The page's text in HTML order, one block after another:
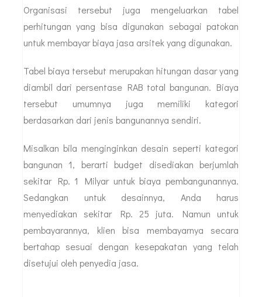
Organisasi tersebut juga mengeluarkan tabel
perhitungan yang bisa digunakan sebagai patokan
untuk membayar biaya jasa arsitek yang digunakan.
Tabel biaya tersebut merupakan hitungan dasar yang
diambil dari persentase RAB total bangunan. Biaya
tersebut umumnya juga memiliki kategori
berdasarkan dari jenis bangunannya sendiri.
Misalkan bila menginginkan desain seperti kategori
bangunan 1, berarti budget disediakan berjumlah
sekitar Rp. 1 Milyar untuk biaya pembangunannya.
Sedangkan untuk desainnya, Anda harus
menyediakan sekitar Rp. 25 juta. Namun untuk
pembayarannya, klien bisa membayarnya secara
bertahap sesuai dengan kesepakatan yang telah
disetujui oleh penyedia jasa.